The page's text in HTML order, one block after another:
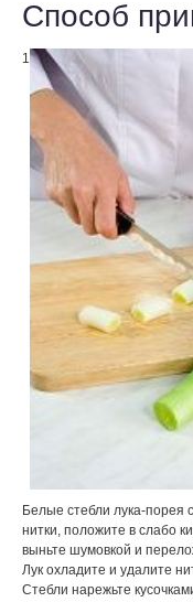
Способ
1
Белые стебли лука-
нитки, положите в слабо
выньте шумовкой и
Лук охладите и удалите
Стебли нарежьте